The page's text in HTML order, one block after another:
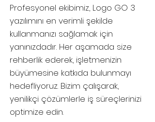
Profesyonel ekibimiz, Logo GO 3
yazılımını en verimli şekilde
kullanmanızı sağlamak için
yanınızdadır. Her aşamada size
rehberlik ederek, işletmenizin
büyümesine katkıda bulunmayı
hedefliyoruz. Bizim çalışarak,
yenilikçi çözümlerle iş süreçlerinizi
optimize edin.